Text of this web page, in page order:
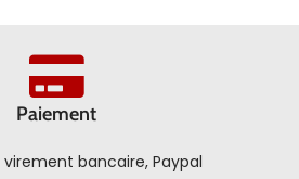
Paiement
virement bancaire, Paypal